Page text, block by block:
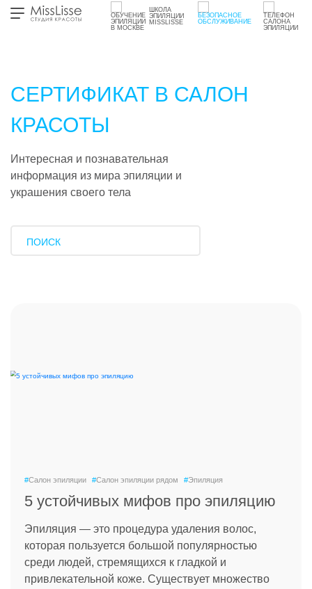
ШКОЛА
ЭПИЛЯЦИИ
MISSLISSE
СЕРТИФИКАТ В САЛОН
КРАСОТЫ
Интересная и познавательная
информация из мира эпиляции и
украшения своего тела
#Салон эпиляции #Салон эпиляции рядом #Эпиляция
5 устойчивых мифов про эпиляцию
Эпиляция — это процедура удаления волос,
которая пользуется большой популярностью
среди людей, стремящихся к гладкой и
привлекательной коже. Существует множество